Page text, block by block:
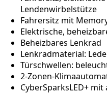
Lendenwirbelstütze
Fahrersitz mit
Elektrische,
Beheizbares Lenkrad
Lenkradmaterial:
Türschwellen:
2-Zonen-
CyberSparksLED+